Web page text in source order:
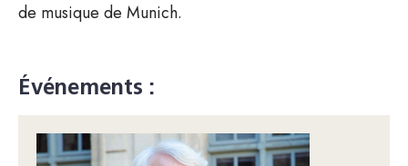
de musique de Munich.
Événements :